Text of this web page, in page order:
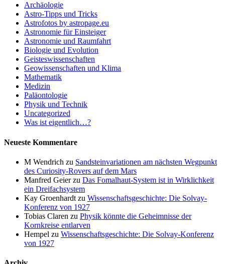
Archäologie
Astro-Tipps und Tricks
Astrofotos by astropage.eu
Astronomie für Einsteiger
Astronomie und Raumfahrt
Biologie und Evolution
Geisteswissenschaften
Geowissenschaften und Klima
Mathematik
Medizin
Paläontologie
Physik und Technik
Uncategorized
Was ist eigentlich…?
Neueste Kommentare
M Wendrich zu Sandsteinvariationen am nächsten Wegpunkt
des Curiosity-Rovers auf dem Mars
Manfred Geierzu Das Fomalhaut-System ist in Wirklichkeit
ein Dreifachsystem
Kay Groenhardt zu Wissenschaftsgeschichte: Die Solvay-
Konferenz von 1927
Tobias Claren zu Physik könnte die Geheimnisse der
Kornkreise entlarven
Hempel zu Wissenschaftsgeschichte: Die Solvay-Konferenz
von 1927